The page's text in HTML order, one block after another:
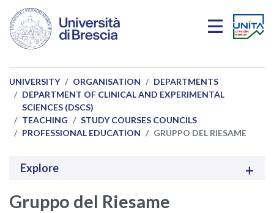
Skip to main content
UNIVERSITY ORGANISATION
DEPARTMENTS
DEPARTMENT OF CLINICAL AND EXPERIMENTAL
SCIENCES (DSCS)
TEACHING
STUDY COURSES COUNCILS
PROFESSIONAL EDUCATION
GRUPPO DEL RIESAME
Explore
Gruppo del Riesame